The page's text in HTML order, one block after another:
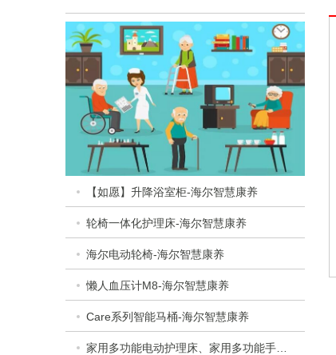
【如愿】升降浴室柜-海尔智慧康养
轮椅一体化护理床-海尔智慧康养
海尔电动轮椅-海尔智慧康养
懒人血压计M8-海尔智慧康养
Care系列智能马桶-海尔智慧康养
家用多功能电动护理床、家用多功能手动护理床：​衡水乐活医疗器械有限公司